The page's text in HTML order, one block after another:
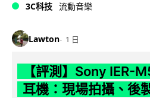
3C科技 流動音樂
Lawton 1 日
【評測】Sony IER-
耳機：現場拍攝、後